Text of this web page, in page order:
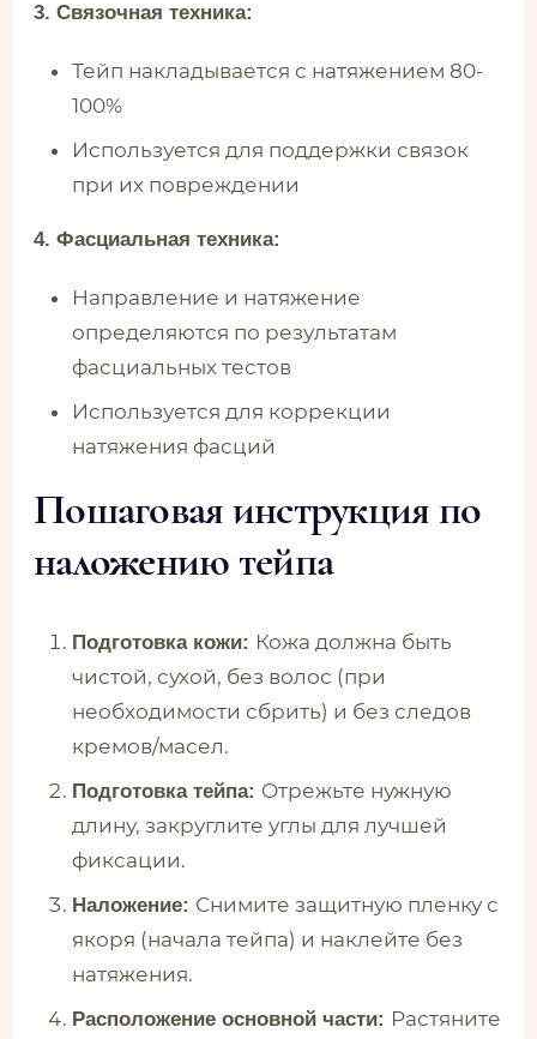
3. Связочная техника:
Тейп накладывается с натяжением 80-
100%
Используется для поддержки связок
при их повреждении
4. Фасциальная техника:
Направление и натяжение
определяются по результатам
фасциальных тестов
Используется для коррекции
натяжения фасций
Пошаговая инструкция по
наложению тейпа
Подготовка кожи: Кожа должна быть
чистой, сухой, без волос (при
необходимости сбрить) и без следов
кремов/масел.
Подготовка тейпа: Отрежьте нужную
длину, закруглите углы для лучшей
фиксации.
Наложение: Снимите защитную пленку с
якоря (начала тейпа) и наклейте без
натяжения.
Расположение основной части: Растяните